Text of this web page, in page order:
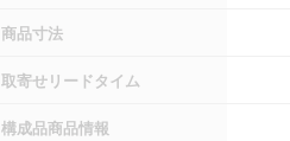
商品寸法
取寄せリードタイム
構成品商品情報